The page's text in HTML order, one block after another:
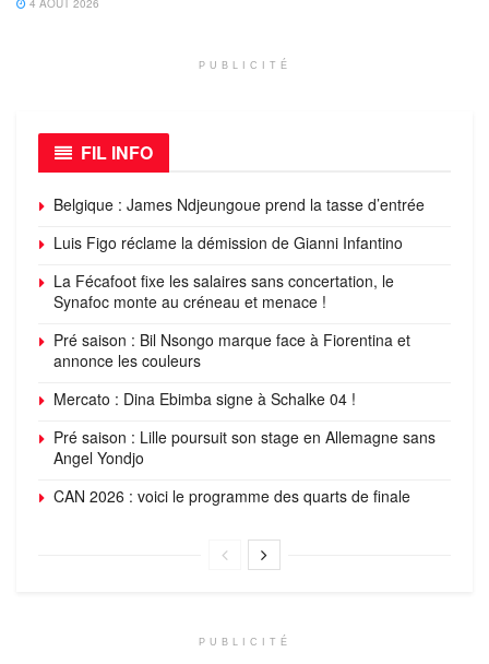
4 AOÛT 2026
PUBLICITÉ
FIL INFO
Belgique : James Ndjeungoue prend la tasse d’entrée
Luis Figo réclame la démission de Gianni Infantino
La Fécafoot fixe les salaires sans concertation, le
Synafoc monte au créneau et menace !
Pré saison : Bil Nsongo marque face à Fiorentina et
annonce les couleurs
Mercato : Dina Ebimba signe à Schalke 04 !
Pré saison : Lille poursuit son stage en Allemagne sans
Angel Yondjo
CAN 2026 : voici le programme des quarts de finale
PUBLICITÉ